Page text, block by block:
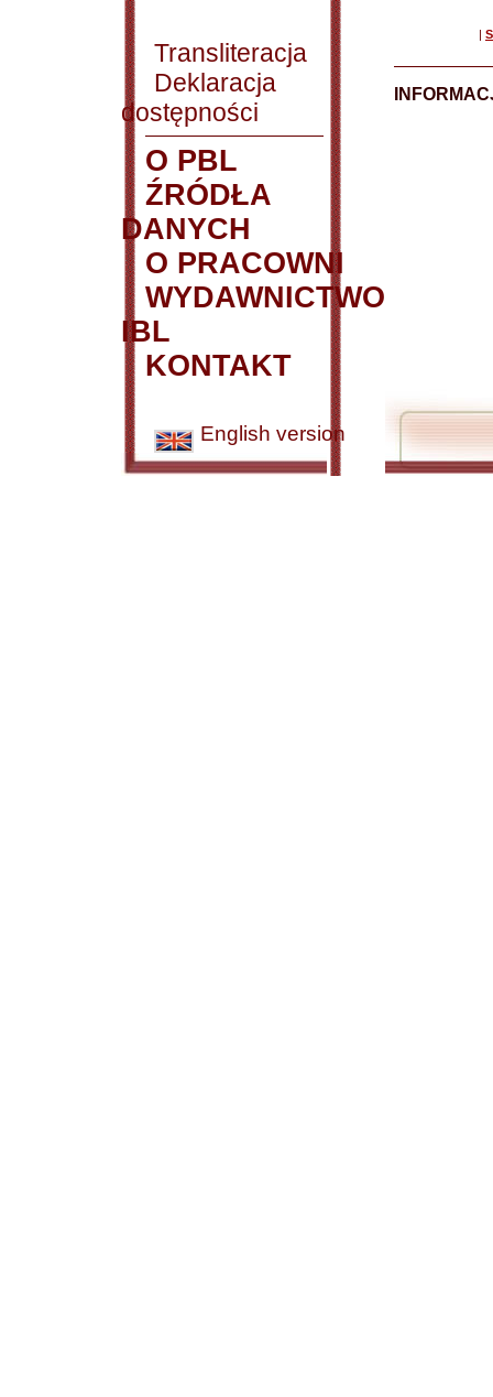
Transliteracja
Deklaracja
dostępności
O PBL
ŹRÓDŁA
DANYCH
O PRACOWNI
WYDAWNICTWO
IBL
KONTAKT
English version
|